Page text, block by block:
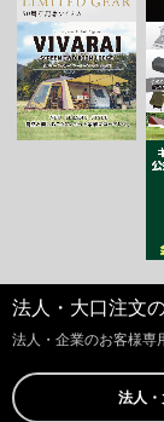
法人・大口注文
法人・企業のお客様専
法人